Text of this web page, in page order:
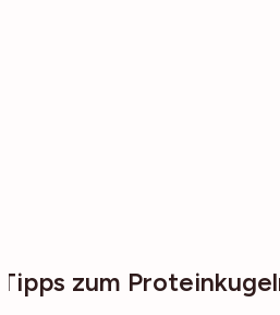
Tipps zum